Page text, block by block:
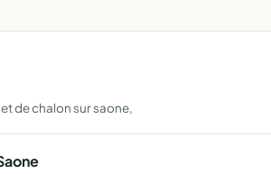
de chalon sur saone,